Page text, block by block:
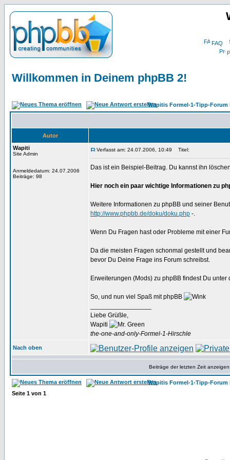
FAQ
Willkommen in Deinem phpBB 2!
Wapitis Formel-1-Tipp-Forum
Autor
Wapiti
Site Admin
Anmeldedatum: 24.07.2006
Beiträge: 98
Verfasst am: 24.07.2006, 10:49 Titel:
Das ist ein Beispiel-Beitrag. Du kannst ihn
Hier noch ein paar wichtige Informationen zu
Weitere Informationen zu phpBB und seiner
http://www.phpbb.de/doku/doku.php -.
Wenn Du Fragen hast oder Probleme mit einer
Da die meisten Fragen schonmal gestellt und
bevor Du Deine Frage ins Forum schreibst.
Erweiterungen (Mods) zu phpBB findest Du unter
So, und nun viel Spaß mit phpBB
Liebe Grüßle,
Wapiti
the-one-and-only-Formel-1-Hirschle
Nach oben
Beiträge der letzten Zeit
Wapitis Formel-1-Tipp-Forum
Seite 1 von 1